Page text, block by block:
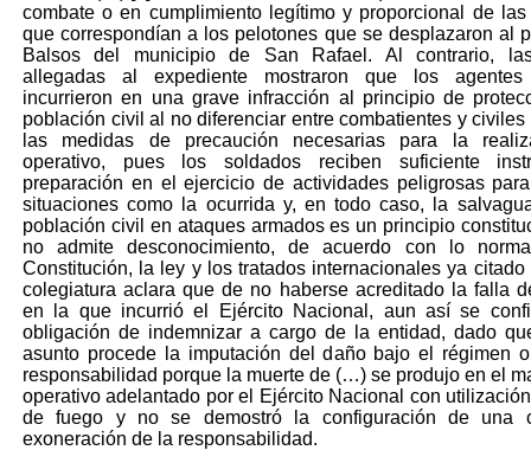
combate o en cumplimiento legítimo y proporcional de las
que correspondían a los pelotones que se desplazaron al
Balsos del municipio de San Rafael. Al contrario,
allegadas al expediente mostraron que los agentes
incurrieron en una grave infracción al principio de
población civil al no diferenciar entre combatientes y civiles
las medidas de precaución necesarias para la
operativo, pues los soldados reciben suficiente
preparación en el ejercicio de actividades peligrosas
situaciones como la ocurrida y, en todo caso, la
población civil en ataques armados es un principio
no admite desconocimiento, de acuerdo con lo
Constitución, la ley y los tratados internacionales ya
colegiatura aclara que de no haberse acreditado la falla
en la que incurrió el Ejército Nacional, aun así se
obligación de indemnizar a cargo de la entidad, dado
asunto procede la imputación del daño bajo el régimen
responsabilidad porque la muerte de (…) se produjo en el
operativo adelantado por el Ejército Nacional con
de fuego y no se demostró la configuración de una
exoneración de la responsabilidad.